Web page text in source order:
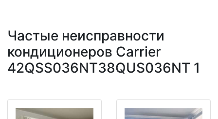
Частые неисправности
кондиционеров Carrier
42QSS036NT38QUS036NT 1